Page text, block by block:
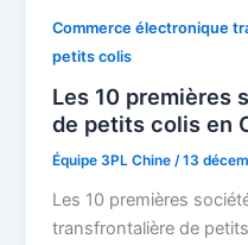
Commerce électronique
petits colis
Les 10 premières
de petits colis en
Équipe 3PL Chine/13
Les 10 premières
transfrontalière de